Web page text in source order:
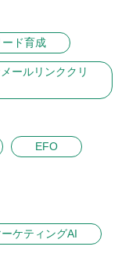
ード育成
ールリンククリ
EFO
ーケティングAI